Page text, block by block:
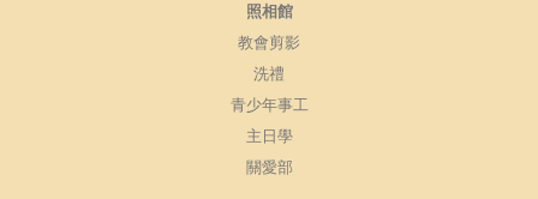
照相館
教會剪影
洗禮
青少年事工
主日學
關愛部